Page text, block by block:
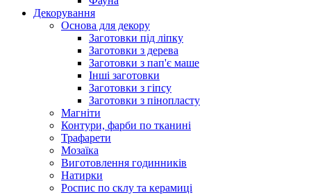
Декорування
Основа для декору
Заготовки під ліпку
Заготовки з дерева
Заготовки з пап'є маше
Інші заготовки
Заготовки з гіпсу
Заготовки з пінопласту
Магніти
Контури, фарби по тканині
Трафарети
Мозаїка
Виготовлення годинників
Натирки
Роспис по склу та керамиці